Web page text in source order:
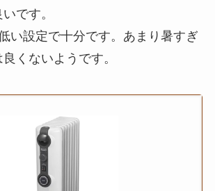
です。
い設定で十分です。あまり暑すぎ
くないようです。